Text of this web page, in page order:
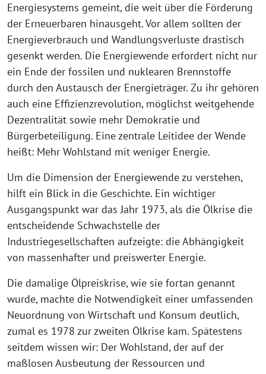
Energiesystems gemeint, die weit über die Förderung
der Erneuerbaren hinausgeht. Vor allem sollten der
Energieverbrauch und Wandlungsverluste drastisch
gesenkt werden. Die Energiewende erfordert nicht nur
ein Ende der fossilen und nuklearen Brennstoffe
durch den Austausch der Energieträger. Zu ihr gehören
auch eine Effizienzrevolution, möglichst weitgehende
Dezentralität sowie mehr Demokratie und
Bürgerbeteiligung. Eine zentrale Leitidee der Wende
heißt: Mehr Wohlstand mit weniger Energie.
Um die Dimension der Energiewende zu verstehen,
hilft ein Blick in die Geschichte. Ein wichtiger
Ausgangspunkt war das Jahr 1973, als die Ölkrise die
entscheidende Schwachstelle der
Industriegesellschaften aufzeigte: die Abhängigkeit
von massenhafter und preiswerter Energie.
Die damalige Ölpreiskrise, wie sie fortan genannt
wurde, machte die Notwendigkeit einer umfassenden
Neuordnung von Wirtschaft und Konsum deutlich,
zumal es 1978 zur zweiten Ölkrise kam. Spätestens
seitdem wissen wir: Der Wohlstand, der auf der
maßlosen Ausbeutung der Ressourcen und